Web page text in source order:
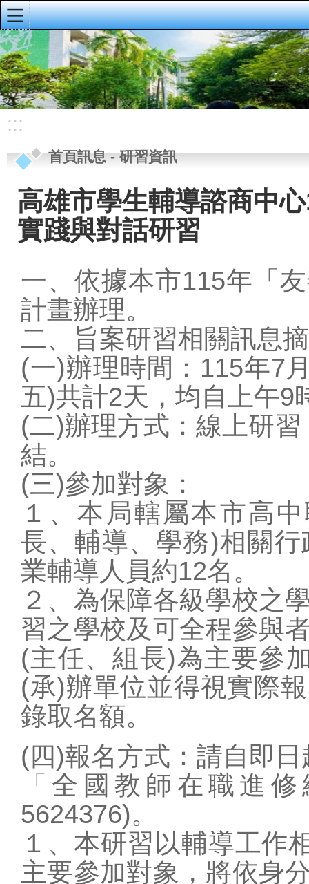
:::
明義首頁
首頁訊息
校園公佈欄
重要公告
研習資訊
校務手冊、行事
曆、導護輪值
會議資料
學校概況
教師專區
學生專區
家長專區
校園訊息
站務相關
圖片連結
:::
首頁訊息-研習資訊
高雄市學生輔導諮商中
實踐與對話研習
一、依據本市115年「
計畫辦理。
二、旨案研習相關訊息
(一)辦理時間：115年7
五)共計2天，均自上午9
(二)辦理方式：線上研
結。
(三)參加對象：
１、本局轄屬本市高
長、輔導、學務)相關
業輔導人員約12名。
２、為保障各級學校之
習之學校及可全程參與
(主任、組長)為主要參
(承)辦單位並得視實際
錄取名額。
(四)報名方式：請自即
「全國教師在職進
5624376)。
１、本研習以輔導工作
主要參加對象，將依身